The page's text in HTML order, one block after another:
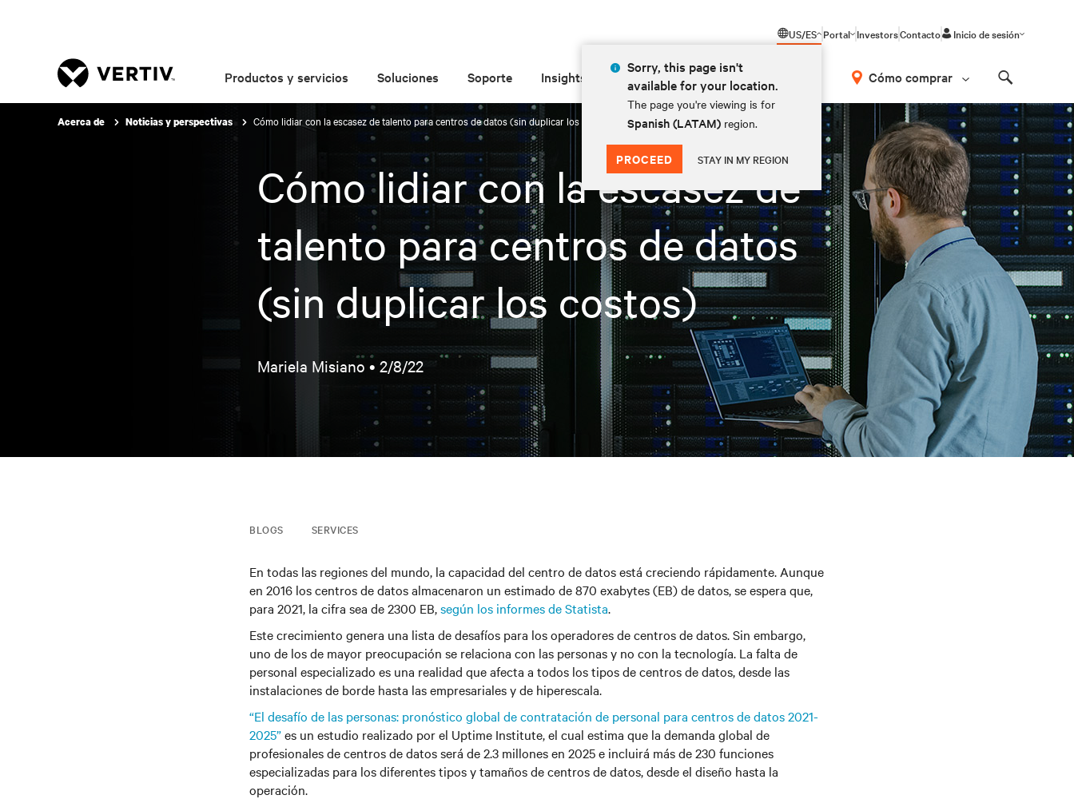
US/ES
Sorry, this page isn't
available for your location.
The page you're viewing is for
Spanish (LATAM) region.
PROCEED STAY IN MY REGION
Portal InvestorsContacto Inicio de sesión
Productos y servicios Soluciones Soporte Insights Acerca de Cómo comprar
Acerca de Noticias y perspectivas Cómo lidiar con la escasez de talento para centros de datos (sin duplicar los costos)
Cómo lidiar con la escasez de
talento para centros de datos
(sin duplicar los costos)
Mariela Misiano • 2/8/22
BLOGS SERVICES
En todas las regiones del mundo, la capacidad del centro de datos está creciendo rápidamente. Aunque
en 2016 los centros de datos almacenaron un estimado de 870 exabytes (EB) de datos, se espera que,
para 2021, la cifra sea de 2300 EB,según los informes de Statista.
Este crecimiento genera una lista de desafíos para los operadores de centros de datos. Sin embargo,
uno de los de mayor preocupación se relaciona con las personas y no con la tecnología. La falta de
personal especializado es una realidad que afecta a todos los tipos de centros de datos, desde las
instalaciones de borde hasta las empresariales y de hiperescala.
“El desafío de las personas: pronóstico global de contratación de personal para centros de datos 2021-
2025”es un estudio realizado por el Uptime Institute, el cual estima que la demanda global de
profesionales de centros de datos será de 2.3 millones en 2025 e incluirá más de 230 funciones
especializadas para los diferentes tipos y tamaños de centros de datos, desde el diseño hasta la
operación.